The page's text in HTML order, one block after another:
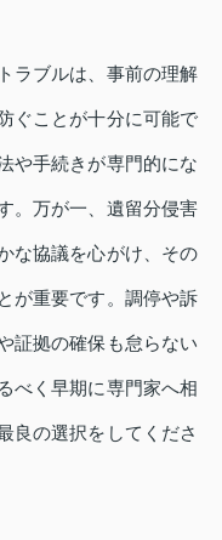
ラブルは、事前の理解
ぐことが十分に可能で
や手続きが専門的にな
。万が一、遺留分侵害
な協議を心がけ、その
が重要です。調停や訴
証拠の確保も怠らない
べく早期に専門家へ相
良の選択をしてくださ